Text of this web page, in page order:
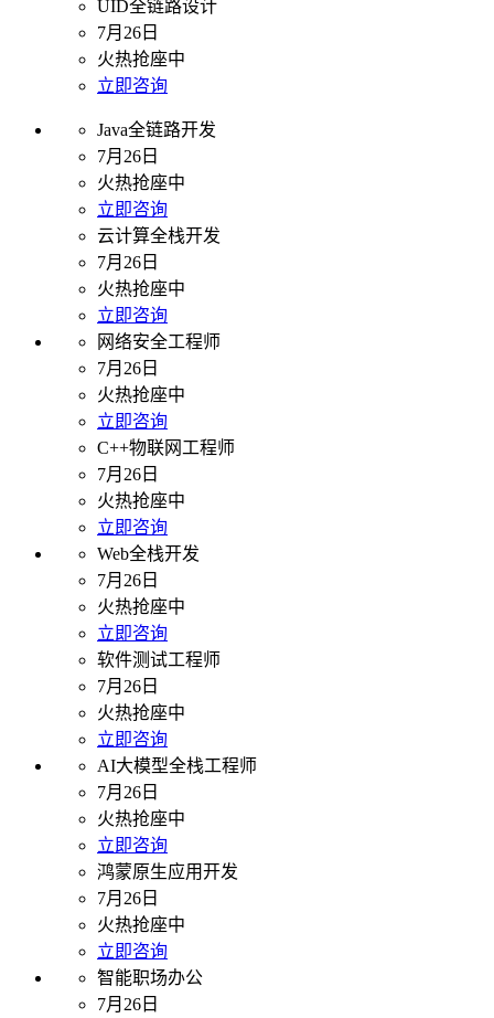
UID全链路设计
7月26日
火热抢座中
立即咨询
Java全链路开发
7月26日
火热抢座中
立即咨询
云计算全栈开发
7月26日
火热抢座中
立即咨询
网络安全工程师
7月26日
火热抢座中
立即咨询
C++物联网工程师
7月26日
火热抢座中
立即咨询
Web全栈开发
7月26日
火热抢座中
立即咨询
软件测试工程师
7月26日
火热抢座中
立即咨询
AI大模型全栈工程师
7月26日
火热抢座中
立即咨询
鸿蒙原生应用开发
7月26日
火热抢座中
立即咨询
智能职场办公
7月26日